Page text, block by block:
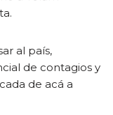
al país,
de contagios y
de acá a